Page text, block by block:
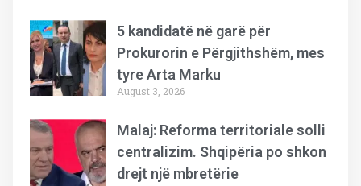
5 kandidatë në garë për
Prokurorin e Përgjithshëm, mes
tyre Arta Marku
August 3, 2026
Malaj: Reforma territoriale solli
centralizim. Shqipëria po shkon
drejt një mbretërie